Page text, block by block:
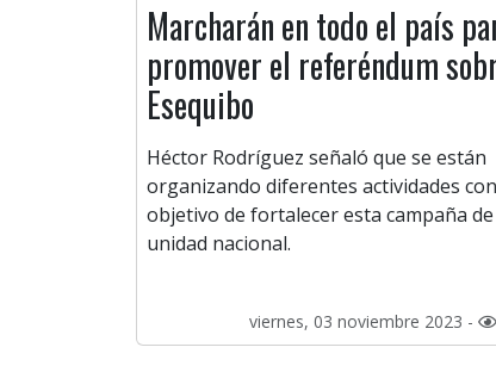
Marcharán en todo el país
promover el referéndum
Esequibo
Héctor Rodríguez señaló que se están
organizando diferentes actividades
objetivo de fortalecer esta campaña de
unidad nacional.
viernes, 03 noviembre 2023 -